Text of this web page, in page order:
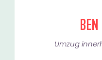
Umzug